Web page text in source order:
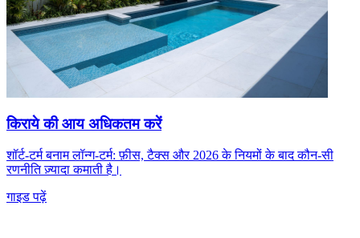
किराये की आय अधिकतम करें
शॉर्ट-टर्म बनाम लॉन्ग-टर्म: फ़ीस, टैक्स और 2026 के नियमों के बाद कौन-सी
रणनीति ज़्यादा कमाती है।
गाइड पढ़ें